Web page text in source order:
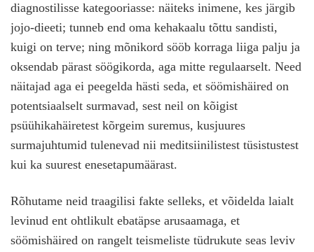
diagnostilisse kategooriasse: näiteks inimene, kes järgib
jojo-dieeti; tunneb end oma kehakaalu tõttu sandisti,
kuigi on terve; ning mõnikord sööb korraga liiga palju ja
oksendab pärast söögikorda, aga mitte regulaarselt. Need
näitajad aga ei peegelda hästi seda, et söömishäired on
potentsiaalselt surmavad, sest neil on kõigist
psüühikahäiretest kõrgeim suremus, kusjuures
surmajuhtumid tulenevad nii meditsiinilistest tüsistustest
kui ka suurest enesetapumäärast.
Rõhutame neid traagilisi fakte selleks, et võidelda laialt
levinud ent ohtlikult ebatäpse arusaamaga, et
söömishäired on rangelt teismeliste tüdrukute seas leviv